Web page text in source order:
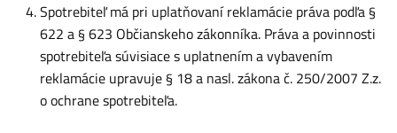
Spotrebiteľ má pri uplatňovaní reklamácie práva podľa §
622 a § 623 Občianskeho zákonníka. Práva a povinnosti
spotrebiteľa súvisiace s uplatnením a vybavením
reklamácie upravuje § 18 a nasl. zákona č. 250/2007 Z.z.
o ochrane spotrebiteľa.